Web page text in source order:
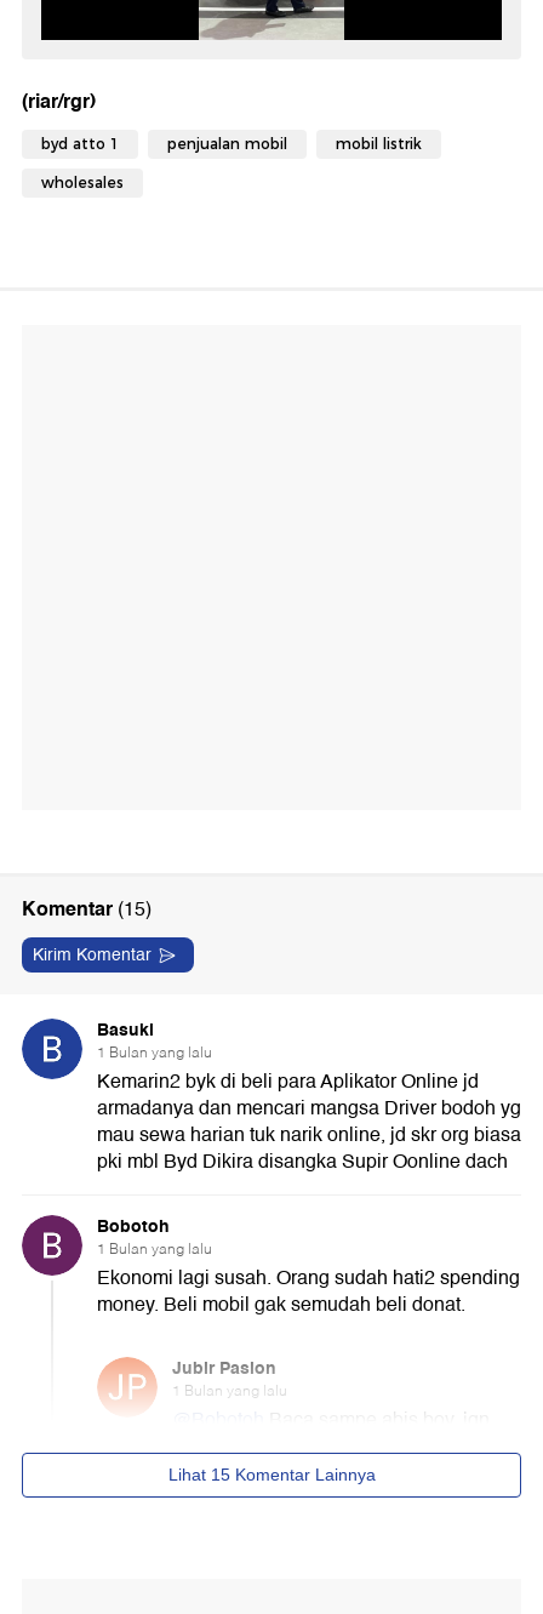
(riar/rgr)
byd atto 1 penjualan mobil mobil listrik
wholesales